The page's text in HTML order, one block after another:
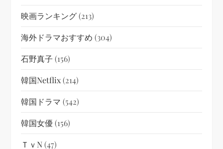
映画ランキング(213)
海外ドラマおすすめ (304)
石野真子 (156)
韓国netflix(214)
韓国ドラマ (542)
韓国女優(156)
ＴｖN(47)